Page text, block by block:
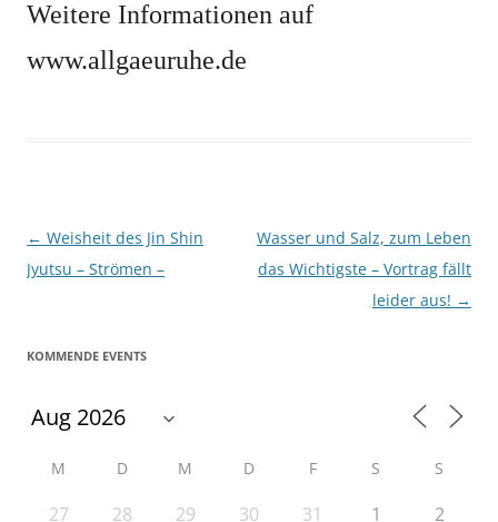
Weitere Informationen auf
www.allgaeuruhe.de
Beitragsnavigation
← Weisheit des Jin Shin
Jyutsu – Strömen –
Wasser und Salz, zum Leben
das Wichtigste – Vortrag fällt
leider aus! →
KOMMENDE EVENTS
M D M D F S S
27 28 29 30 31 1 2